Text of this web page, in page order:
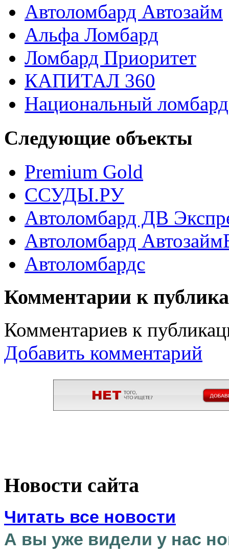
Автоломбард Автозайм
Альфа Ломбард
Ломбард Приоритет
КАПИТАЛ 360
Национальный ломбард
Следующие объекты
Premium Gold
ССУДЫ.РУ
Автоломбард ДВ
Автоломбард
Автоломбардс
Комментарии к
Комментариев к
Добавить комментарий
Новости сайта
Читать все новости
А вы уже видели у нас